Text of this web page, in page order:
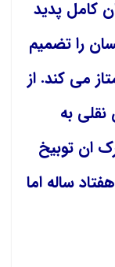
کامل پدید
را تضمیم
می کند. از
به
ان توبیخ
ساله اما